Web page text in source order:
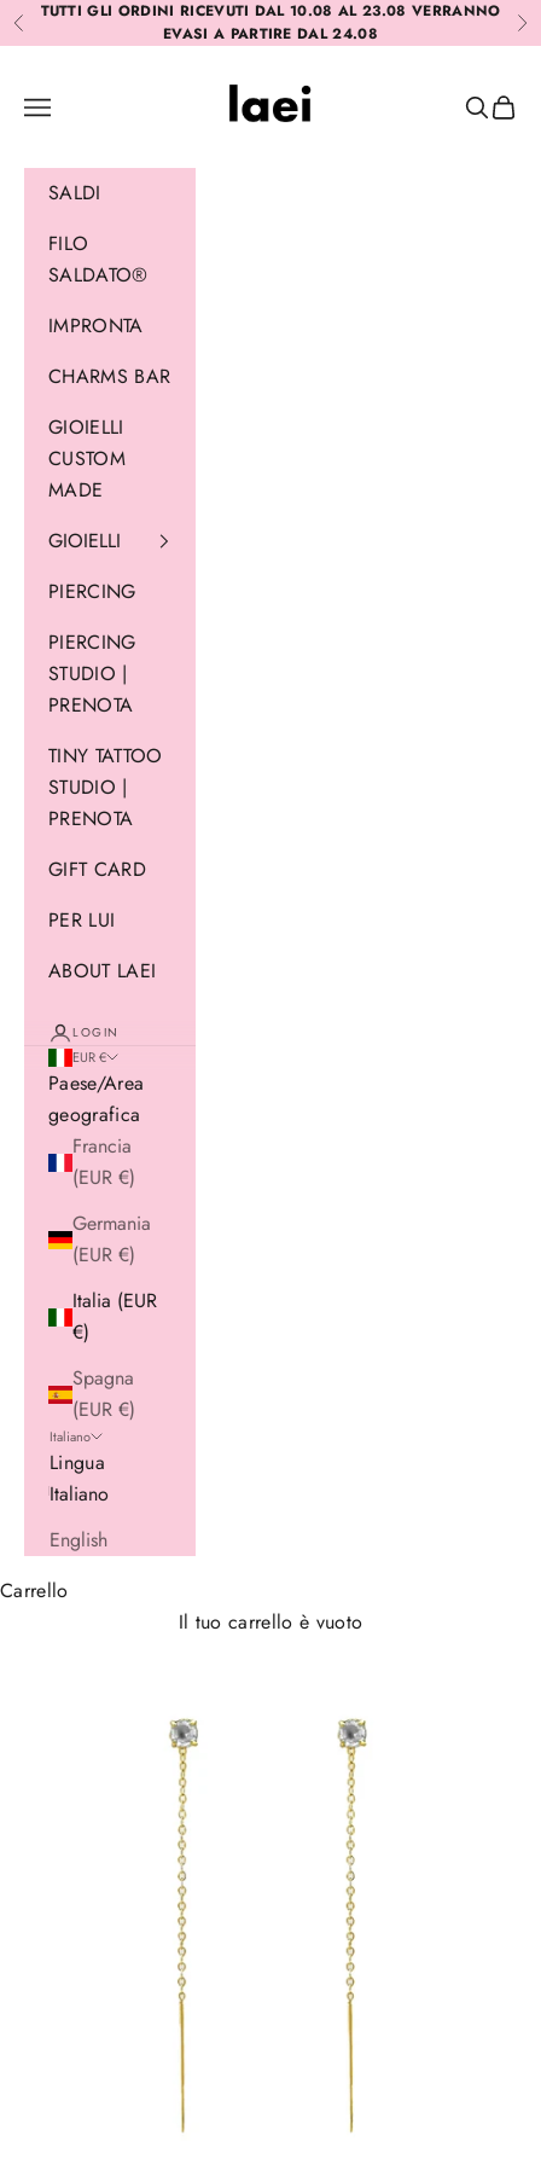
Vai al contenuto
Precedente
TUTTI GLI ORDINI RICEVUTI DAL 10.08 AL 23.08 VERRANNO
EVASI A PARTIRE DAL 24.08
Laei
Menù
Cerca
SALDI
FILO
SALDATO®
IMPRONTA
CHARMS BAR
GIOIELLI
CUSTOM
MADE
GIOIELLI
PIERCING
PIERCING
STUDIO |
PRENOTA
TINY TATTOO
STUDIO |
PRENOTA
GIFT CARD
PER LUI
ABOUT LAEI
LOGIN
EUR €
Paese/Area
geografica
Francia
(EUR €)
Germania
(EUR €)
Italia (EUR
€)
Spagna
(EUR €)
Italiano
Lingua
Italiano
English
Carrello
Il tuo carrello è vuoto